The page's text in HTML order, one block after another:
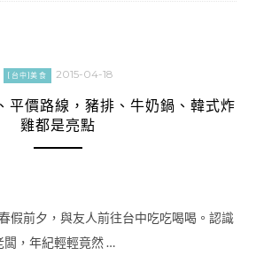
[台中]美食 2015-04-18
平價路線，豬排、牛奶鍋、韓式炸
雞都是亮點
假前夕，與友人前往台中吃吃喝喝。認識
闆，年紀輕輕竟然 …